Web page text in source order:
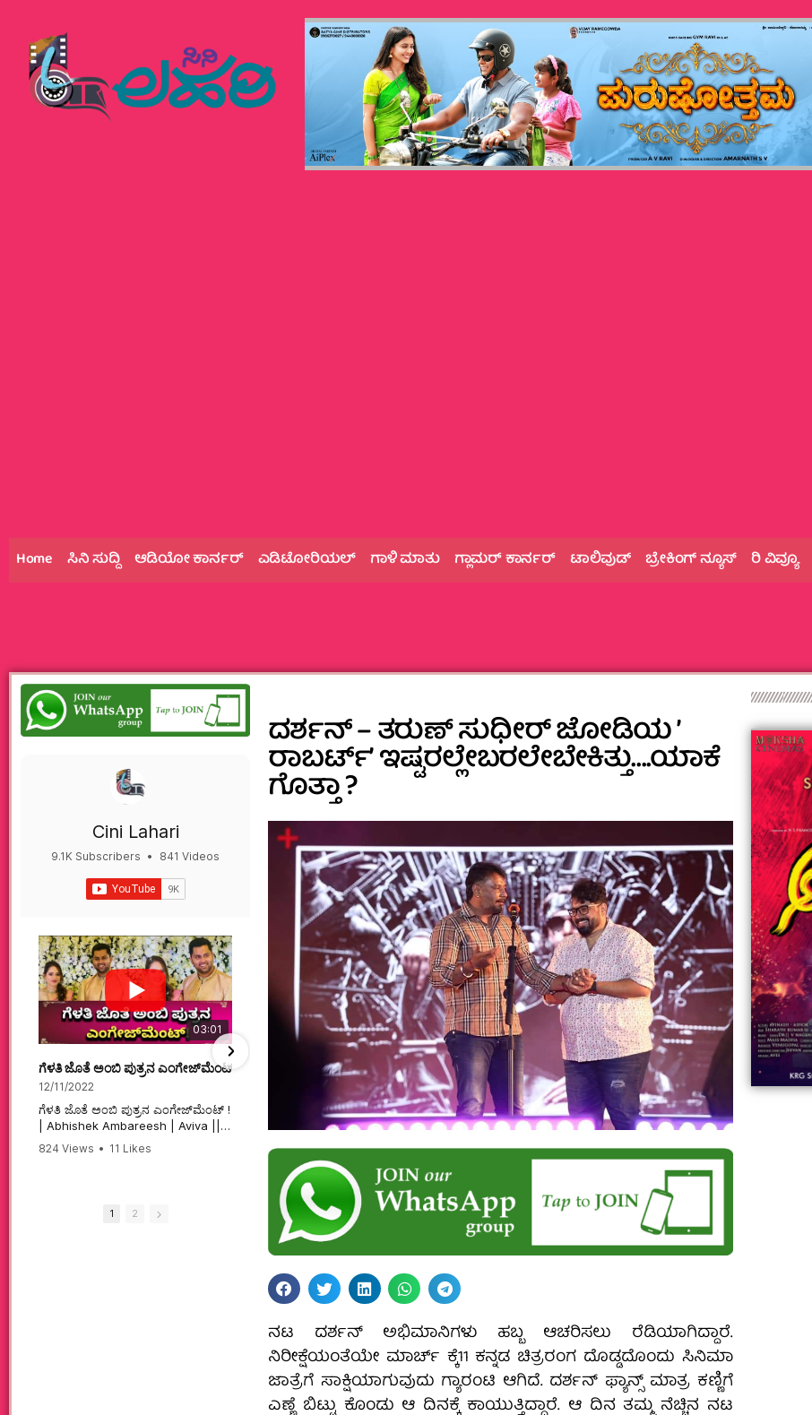
Home ಸಿನಿ ಸುದ್ದಿ ಆಡಿಯೋ ಕಾರ್ನರ್ ಎಡಿಟೋರಿಯಲ್ ಗಾಳಿ ಮಾತು ಗ್ಲಾಮರ್‌ ಕಾರ್ನರ್ ಟಾಲಿವುಡ್ ಬ್ರೇಕಿಂಗ್‌ ನ್ಯೂಸ್ ರಿ ವಿವ್ಯೂ
Cini Lahari
9.1K Subscribers •
841 Videos
03:01
ಗೆಳತಿ ಜೊತೆ ಅಂಬಿ ಪುತ್ರನ ಎಂಗೇಜ್‌ಮೆಂಟ್ ! | Abhishek Ambareesh | Aviva ||
12/11/2022
ಗೆಳತಿ ಜೊತೆ ಅಂಬಿ ಪುತ್ರನ ಎಂಗೇಜ್‌ಮೆಂಟ್ !
| Abhishek Ambareesh | Aviva ||
824 Views • 11 Likes
06:23
ಮಗನಿಗಾಗಿಯೇ ಸಿನಿಮಾ ಮಾಡಿದ ಮಹಾತಾಯಿ! | Karnataka ||
ಮಗನಿಗಾಗಿಯೇ ಸಿನಿಮಾ ಮಾಡಿದ
ಮಹಾತಾಯಿ! | Karnataka ||
#karnataka #kannadamovies
#sandalwood
74 Views • 2 Likes • 2 Comments
1 2
ದರ್ಶನ್‌ – ತರುಣ್‌ ಸುಧೀರ್‌ ಜೋಡಿಯ ʼ
ರಾಬರ್ಟ್‌ʼ ಇಷ್ಟರಲ್ಲೇಬರಲೇಬೇಕಿತ್ತು….ಯಾಕೆ
ಗೊತ್ತಾ ?
ನಟ ದರ್ಶನ್‌ ಅಭಿಮಾನಿಗಳು ಹಬ್ಬ ಆಚರಿಸಲು ರೆಡಿಯಾಗಿದ್ದಾರೆ.
ನಿರೀಕ್ಷೆಯಂತೆಯೇ ಮಾರ್ಚ್‌ ಕ್ಕೆ11 ಕನ್ನಡ ಚಿತ್ರರಂಗ ದೊಡ್ಡದೊಂದು ಸಿನಿಮಾ
ಜಾತ್ರೆಗೆ ಸಾಕ್ಷಿಯಾಗುವುದು ಗ್ಯಾರಂಟಿ ಆಗಿದೆ. ದರ್ಶನ್‌ ಫ್ಯಾನ್ಸ್‌ ಮಾತ್ರ ಕಣ್ಣಿಗೆ
ಎಣ್ಣೆ ಬಿಟ್ಟು ಕೊಂಡು ಆ ದಿನಕ್ಕೆ ಕಾಯುತ್ತಿದ್ದಾರೆ. ಆ ದಿನ ತಮ್ಮ ನೆಚ್ಚಿನ ನಟ